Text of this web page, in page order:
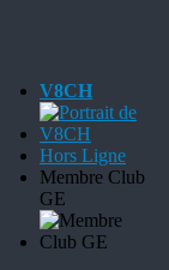
V8CH
Hors Ligne
Membre Club
GE